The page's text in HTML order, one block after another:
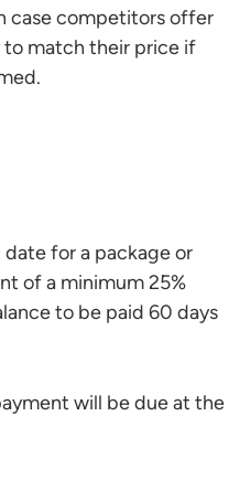
case competitors offer
to match their price if
for a package or
of a minimum 25%
to be paid 60 days
will be due at the